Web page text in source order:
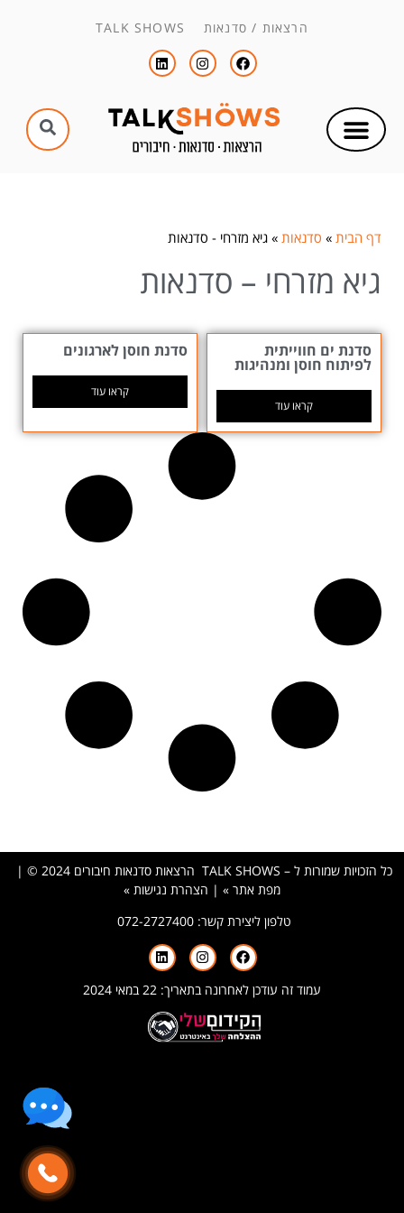
הרצאות / סדנאות TALK SHOWS
דף הבית » סדנאות » גיא מזרחי - סדנאות
גיא מזרחי – סדנאות
סדנת ים חווייתית
לפיתוח חוסן ומנהיגות
קראו עוד
סדנת חוסן לארגונים
קראו עוד
כל הזכויות שמורות ל – TALK SHOWS הרצאות סדנאות חיבורים 2024 © |
מפת אתר » | הצהרת נגישות »
טלפון ליצירת קשר:072-2727400
עמוד זה עודכן לאחרונה בתאריך: 22 במאי 2024